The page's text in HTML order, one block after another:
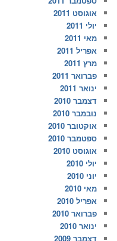
אוגוסט 2011
יולי 2011
מאי 2011
אפריל 2011
מרץ 2011
פברואר 2011
ינואר 2011
דצמבר 2010
נובמבר 2010
אוקטובר 2010
ספטמבר 2010
אוגוסט 2010
יולי 2010
יוני 2010
מאי 2010
אפריל 2010
פברואר 2010
ינואר 2010
דצמבר 2009